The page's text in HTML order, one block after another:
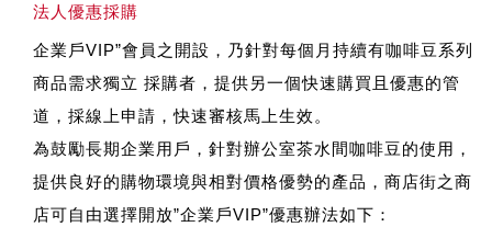
i
o
法人優惠採購
企業戶VIP”會員之開設，乃針對每個月持續有咖啡豆系列
商品需求獨立 採購者，提供另一個快速購買且優惠的管
道，採線上申請，快速審核馬上生效。
為鼓勵長期企業用戶，針對辦公室茶水間咖啡豆的使用，
提供良好的購物環境與相對價格優勢的產品，商店街之商
店可自由選擇開放”企業戶VIP”優惠辦法如下：